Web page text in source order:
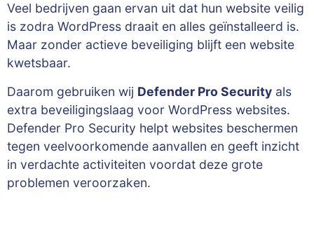
Veel bedrijven gaan ervan uit dat hun website veilig
is zodra WordPress draait en alles geïnstalleerd is.
Maar zonder actieve beveiliging blijft een website
kwetsbaar.
Daarom gebruiken wij Defender Pro Security als
extra beveiligingslaag voor WordPress websites.
Defender Pro Security helpt websites beschermen
tegen veelvoorkomende aanvallen en geeft inzicht
in verdachte activiteiten voordat deze grote
problemen veroorzaken.